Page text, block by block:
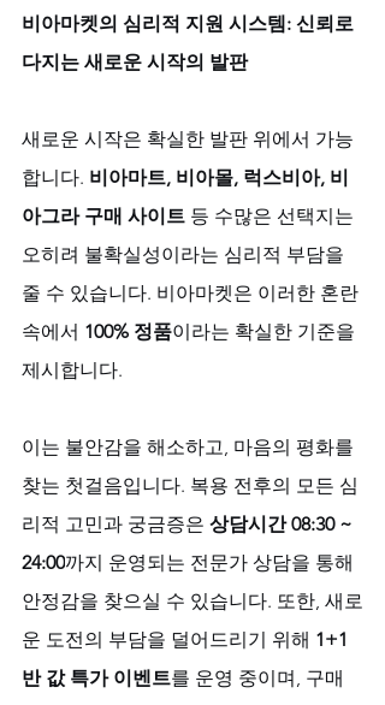
비아마켓의 심리적 지원 시스템: 신뢰로
다지는 새로운 시작의 발판
새로운 시작은 확실한 발판 위에서 가능
합니다. 비아마트, 비아몰, 럭스비아, 비
아그라 구매 사이트 등 수많은 선택지는
오히려 불확실성이라는 심리적 부담을
줄 수 있습니다. 비아마켓은 이러한 혼란
속에서 100% 정품이라는 확실한 기준을
제시합니다.
이는 불안감을 해소하고, 마음의 평화를
찾는 첫걸음입니다. 복용 전후의 모든 심
리적 고민과 궁금증은 상담시간 08:30 ~
24:00까지 운영되는 전문가 상담을 통해
안정감을 찾으실 수 있습니다. 또한, 새로
운 도전의 부담을 덜어드리기 위해 1+1
반 값 특가 이벤트를 운영 중이며, 구매